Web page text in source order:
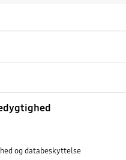
og databeskyttelse